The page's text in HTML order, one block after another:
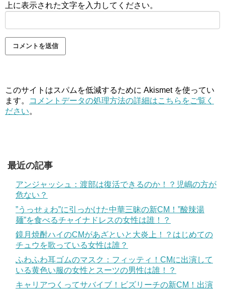
上に表示された文字を入力してください。
このサイトはスパムを低減するために Akismet を使ってい
ます。
コメントデータの処理方法の詳細はこちらをご覧く
ださい。
最近の記事
アンジャッシュ：渡部は復活できるのか！？児嶋の方が
危ない？
”うっせぇわ”に引っかけた中華三昧の新CM！”酸辣湯
麺”を食べるチャイナドレスの女性は誰！？
鏡月焼酎ハイのCMがあざといと大炎上！？はじめての
チュウを歌っている女性は誰？
ふわふわ耳ゴムのマスク：フィッティ！CMに出演して
いる黄色い服の女性とスーツの男性は誰！？
キャリアつくってサバイブ！ビズリーチの新CM！出演